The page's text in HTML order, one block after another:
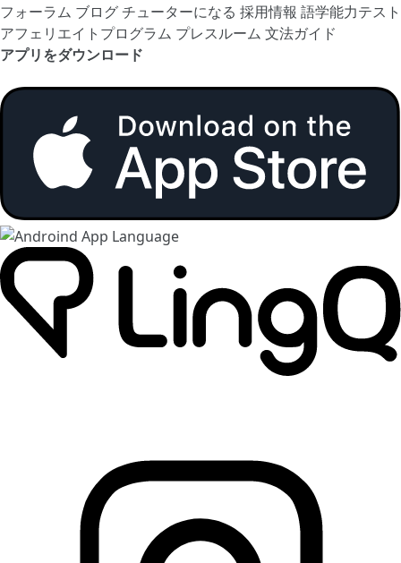
フォーラム ブログチューターになる 採用情報 語学能力テスト
アフェリエイトプログラム プレスルーム 文法ガイド
アプリをダウンロード